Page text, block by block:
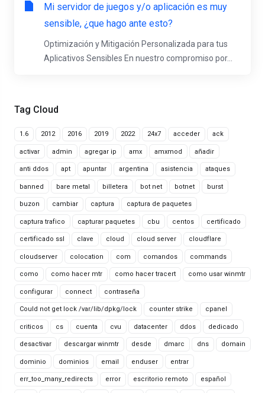
Tag Cloud
1.6 2012 2016 2019 2022 24x7 acceder ack
activar admin agregar ip amx amxmod añadir
anti ddos apt apuntar argentina asistencia ataques
banned bare metal billetera bot net botnet burst
buzon cambiar captura captura de paquetes
captura trafico capturar paquetes cbu centos certificado
certificado ssl clave cloud cloud server cloudflare
cloudserver colocation com comandos commands
como como hacer mtr como hacer tracert como usar winmtr
configurar connect contraseña
Could not get lock /var/lib/dpkg/lock counter strike cpanel
criticos cs cuenta cvu datacenter ddos dedicado
desactivar descargar winmtr desde dmarc dns domain
dominio dominios email enduser entrar
err_too_many_redirects error escritorio remoto español
Mi servidor de juegos y/o aplicación es muy
sensible, ¿que hago ante esto?
Optimización y Mitigación Personalizada para tus
Aplicativos Sensibles En nuestro compromiso por...